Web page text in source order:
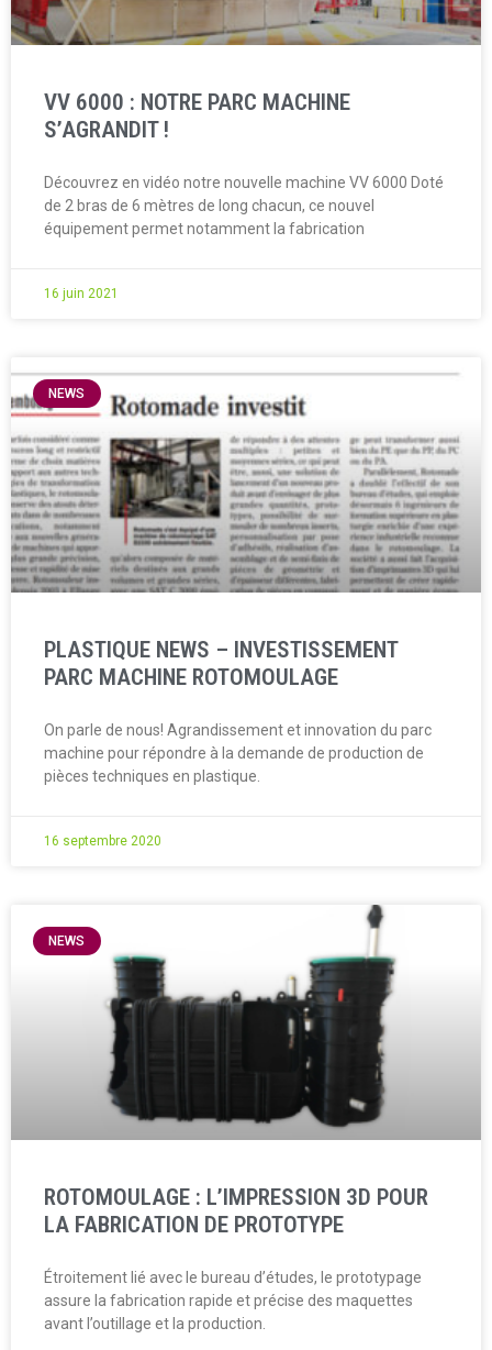
VV 6000 : NOTRE PARC MACHINE
S’AGRANDIT !
Découvrez en vidéo notre nouvelle machine VV 6000 Doté
de 2 bras de 6 mètres de long chacun, ce nouvel
équipement permet notamment la fabrication
16 juin 2021
NEWS
PLASTIQUE NEWS – INVESTISSEMENT
PARC MACHINE ROTOMOULAGE
On parle de nous! Agrandissement et innovation du parc
machine pour répondre à la demande de production de
pièces techniques en plastique.
16 septembre 2020
NEWS
ROTOMOULAGE : L’IMPRESSION 3D POUR
LA FABRICATION DE PROTOTYPE
Étroitement lié avec le bureau d’études, le prototypage
assure la fabrication rapide et précise des maquettes
avant l’outillage et la production.